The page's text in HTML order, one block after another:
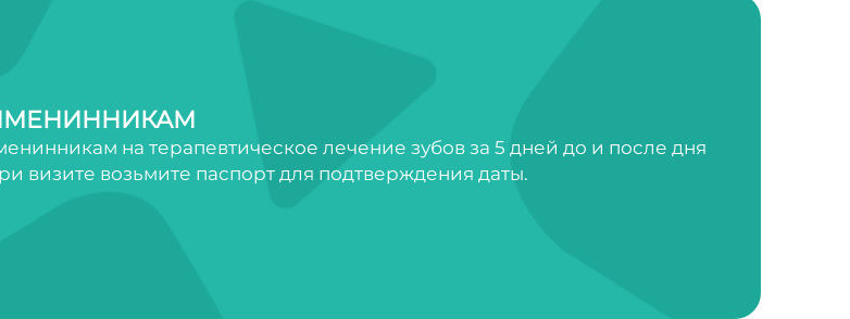
на терапевтическое лечение зубов за 5 дней до и после дня
визите возьмите паспорт для подтверждения даты.